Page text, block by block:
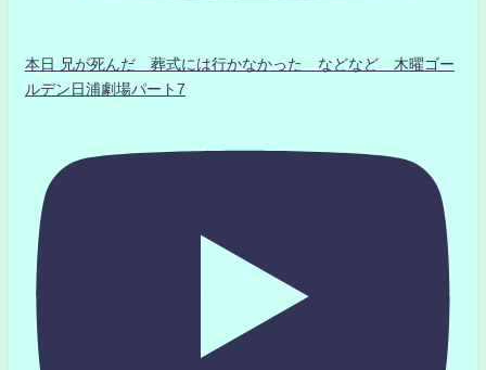
本日 兄が死んだ 葬式には行かなかった などなど 木曜ゴー
ルデン日浦劇場パート7